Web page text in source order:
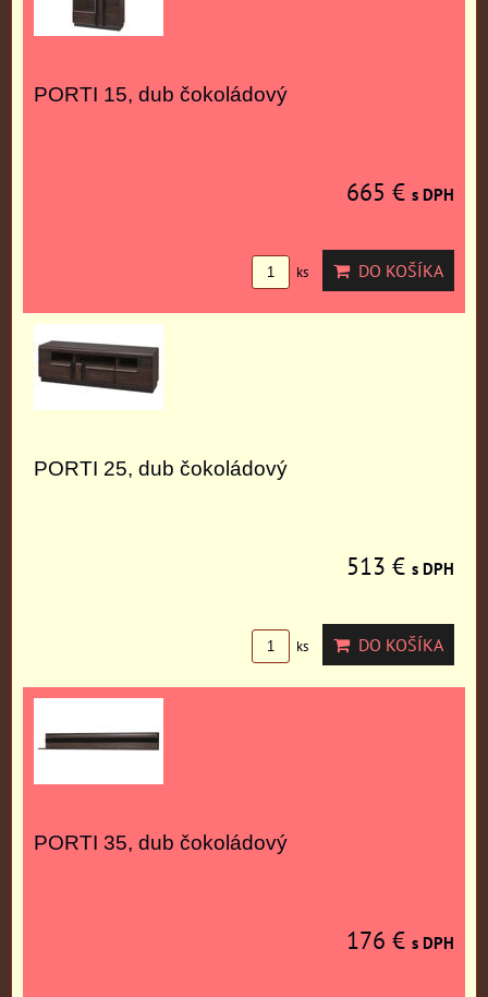
PORTI 15, dub čokoládový
665 € s DPH
ks DO KOŠÍKA
PORTI 25, dub čokoládový
513 € s DPH
ks DO KOŠÍKA
PORTI 35, dub čokoládový
176 € s DPH